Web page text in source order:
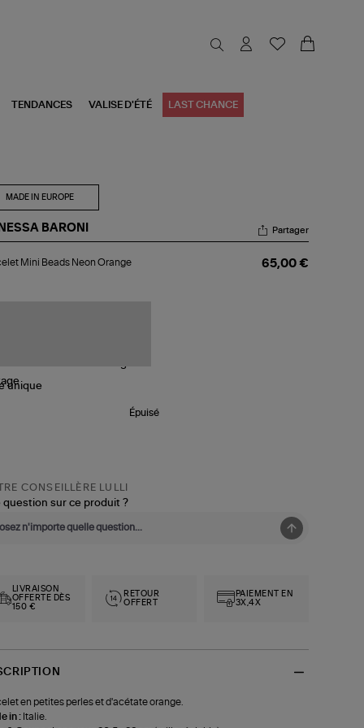
TENDANCES VALISE D'ÉTÉ LAST CHANCE
MADE IN EUROPE
BARONI Partager
Mini Beads Neon Orange 65,00 €
unique
Épuisé
CONSEILLÈRE LULLI
question sur ce produit ?
LIVRAISON
OFFERTE DÈS
150 €
RETOUR
OFFERT
PAIEMENT EN
3X,4X
en petites perles et d'acétate orange.
in : Italie.